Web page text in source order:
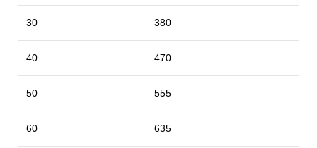
30 380
40 470
50 555
60 635